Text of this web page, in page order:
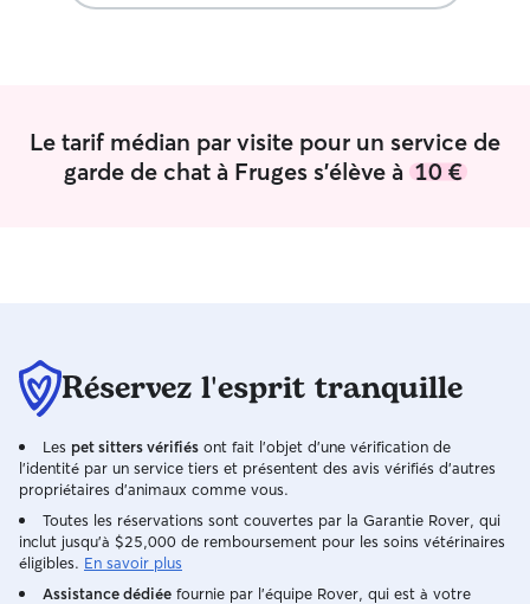
d’ostéopathie devant les vétérinaires.
cheval avec qui je fais de la balade donc
bonjour les balades à la campagne et
dans les champs à l’air frais ! J’ai aussi un
chats. Dans le
avec amour,
🐾 Je recherche un revenus régulier qui
combine
trouves donc un
les animaux et
fort avec eux. ☺️
Le tarif médian par visite pour un service de
garde de chat à Fruges s'élève à 10 €
Réservez l'esprit tranquille
Les pet sitters vérifiés ont fait l'objet d'une vérification de
l'identité par un service tiers et présentent des avis vérifiés d'autres
propriétaires d'animaux comme vous.
Toutes les réservations sont couvertes par la Garantie Rover, qui
inclut jusqu'à $25,000 de remboursement pour les soins vétérinaires
éligibles. En savoir plus
Assistance dédiée fournie par l'équipe Rover, qui est à votre